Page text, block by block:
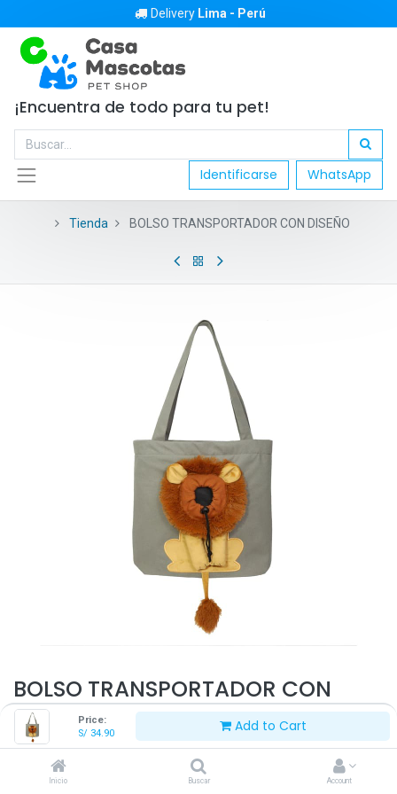
Price:
S/ 34.90 Add to Cart
Inicio Buscar Account
Delivery Lima - Perú
¡Encuentra de todo para tu pet!
Identificarse WhatsApp
Tienda BOLSO TRANSPORTADOR CON DISEÑO
BOLSO TRANSPORTADOR CON
DISEÑO
34.90